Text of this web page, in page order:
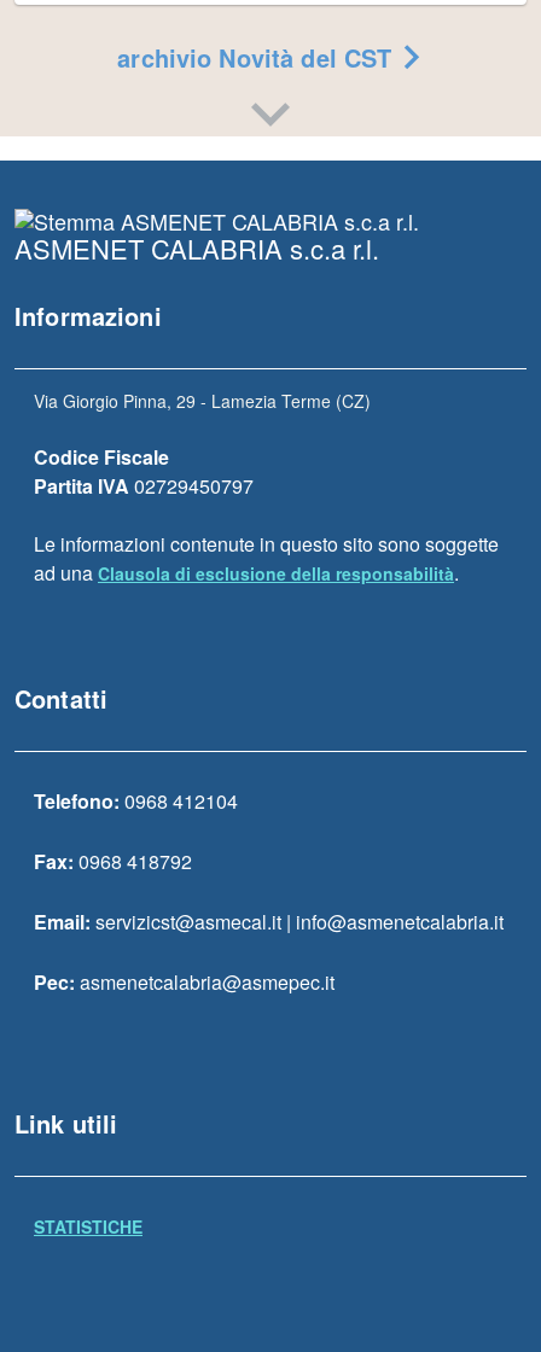
archivio Novità del CST
ASMENET CALABRIA s.c.a r.l.
Informazioni
Via Giorgio Pinna, 29 - Lamezia Terme (CZ)
Codice Fiscale
Partita IVA 02729450797
Le informazioni contenute in questo sito sono soggette
ad una Clausola di esclusione della responsabilità.
Contatti
Telefono: 0968 412104
Fax: 0968 418792
Email: servizicst@asmecal.it | info@asmenetcalabria.it
Pec: asmenetcalabria@asmepec.it
Link utili
STATISTICHE